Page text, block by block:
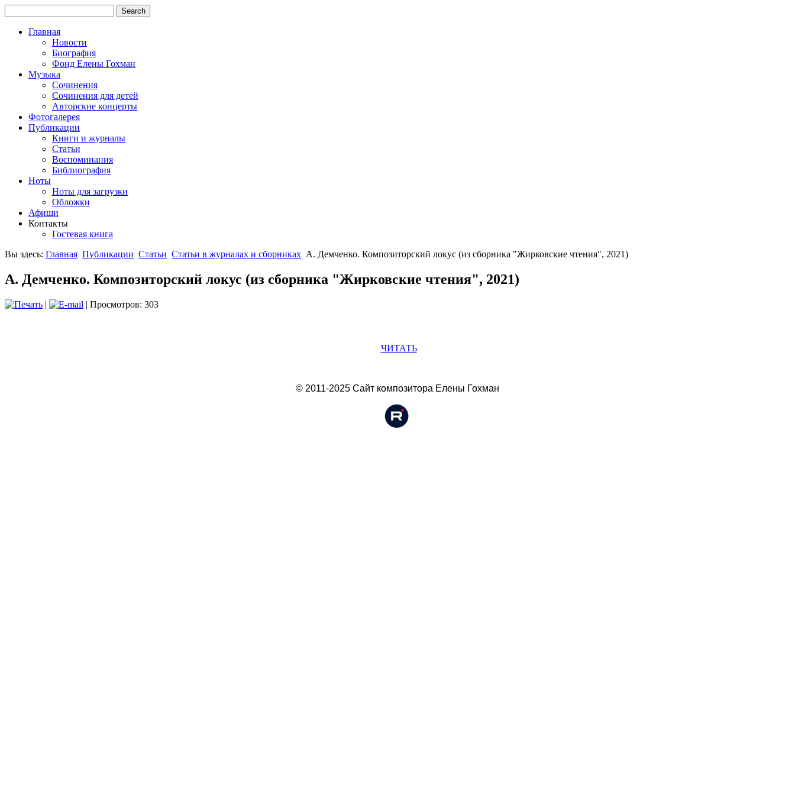
Главная
Новости
Биография
Фонд Елены Гохман
Музыка
Сочинения
Сочинения для детей
Авторские концерты
Фотогалерея
Публикации
Книги и журналы
Статьи
Воспоминания
Библиография
Ноты
Ноты для загрузки
Обложки
Афиши
Контакты
Гостевая книга
Вы здесь: Главная Публикации Статьи Статьи в журналах и сборниках А. Демченко. Композиторский локус (из сборника "Жирковские чтения", 2021)
А. Демченко. Композиторский локус (из сборника "Жирковские чтения", 2021)
| | Просмотров: 303
ЧИТАТЬ
© 2011-2025 Сайт композитора Елены Гохман